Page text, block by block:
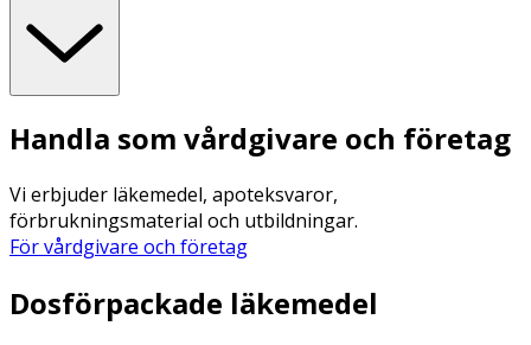
Handla som vårdgivare och företag
Vi erbjuder läkemedel, apoteksvaror,
förbrukningsmaterial och utbildningar.
För vårdgivare och företag
Dosförpackade läkemedel